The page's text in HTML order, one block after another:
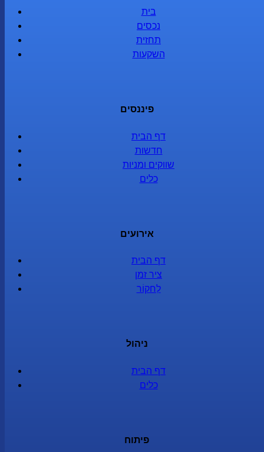
בית
נכסים
תחזית
השקעות
פיננסים
דף הבית
חדשות
שווקים ומניות
כלים
אירועים
דף הבית
ציר זמן
לַחקוֹר
ניהול
דף הבית
כלים
פיתוח